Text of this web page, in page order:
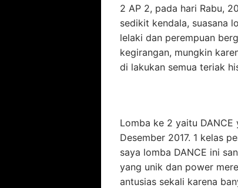
2 AP 2, pada hari Rabu,
sedikit kendala, suasana
lelaki dan perempuan
kegirangan, mungkin
di lakukan semua teriak
Lomba ke 2 yaitu
Desember 2017. 1 kelas
saya lomba DANCE ini
yang unik dan power
antusias sekali karena